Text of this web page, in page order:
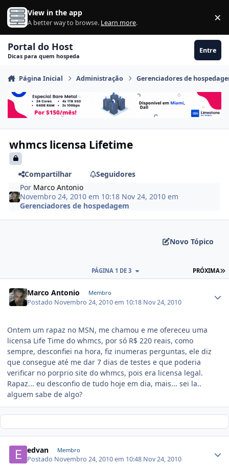
Ir para conteúdo
View in the app
A better way to browse. Learn more. ×
Portal do Host
Dicas para quem hospeda
Entre
Página Inicial Administração Gerenciadores de
whmcs licensa Lifetime
Compartilhar
Seguidores
Por Marco Antonio
Novembro 24, 2010 em 10:18 Nov 24, 2010 em
Gerenciadores de hospedagem
Novo Tópico
PRÓXIMA
PÁGINA 1 DE 3
Marco Antonio Membro
Postado Novembro 24, 2010 em 10:18 Nov 24, 2010
Ontem um rapaz no MSN, me chamou e me ofereceu uma
licensa Life Time do whmcs, por só R$ 220 reais, como
sempre, desconfiei na hora, fiz inumeras perguntas, ele diz
que consegue até me dar 7 dias de testes e que poderia
verificar no porprio site do whmcs, pois era licensa legal.
Rapaz... eu desconfio de tudo hoje em dia, mais... sei la..
alguem sabe de algo?
edvan Membro
Postado Novembro 24, 2010 em 10:48 Nov 24, 2010